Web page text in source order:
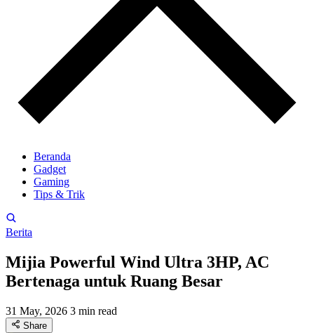
Beranda
Gadget
Gaming
Tips & Trik
Berita
Mijia Powerful Wind Ultra 3HP, AC
Bertenaga untuk Ruang Besar
31 May, 2026 3 min read
Share